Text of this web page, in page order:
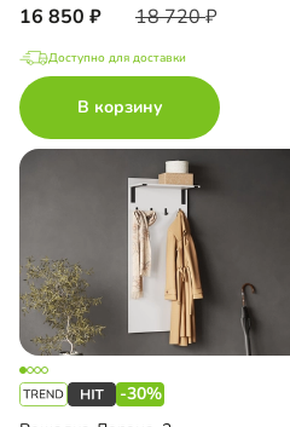
16 850 18 720
Доступно для доставки
В корзину
-30%